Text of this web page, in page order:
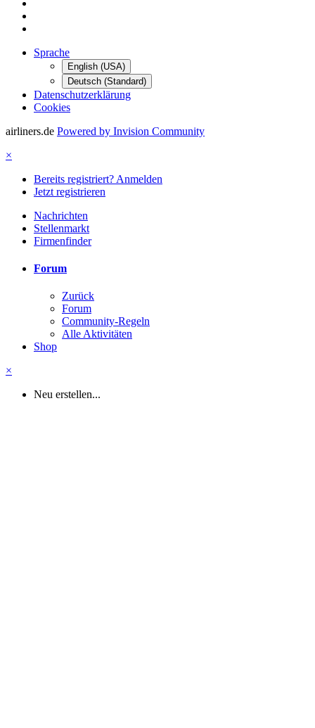
Sprache
English (USA)
Deutsch (Standard)
Datenschutzerklärung
Cookies
airliners.de Powered by Invision Community
×
Bereits registriert? Anmelden
Jetzt registrieren
Nachrichten
Stellenmarkt
Firmenfinder
Forum
Zurück
Forum
Community-Regeln
Alle Aktivitäten
Shop
×
Neu erstellen...